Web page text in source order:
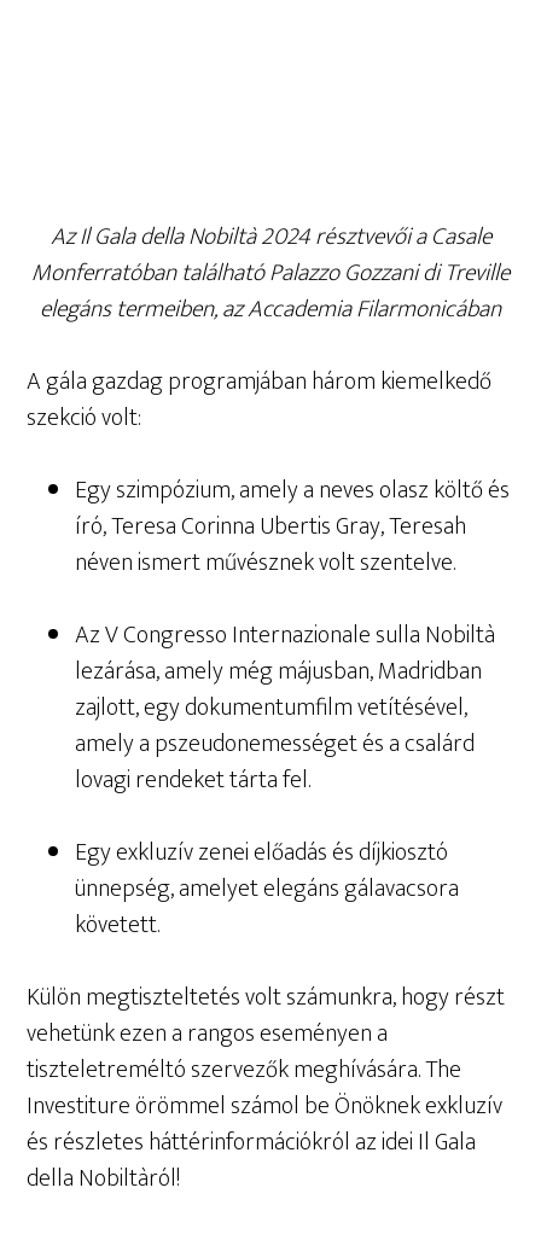
Az Il Gala della Nobiltà 2024 résztvevői a Casale
Monferratóban található Palazzo Gozzani di Treville
elegáns termeiben, az Accademia Filarmonicában
A gála gazdag programjában három kiemelkedő
szekció volt:
Egy szimpózium, amely a neves olasz költő és
író, Teresa Corinna Ubertis Gray, Teresah
néven ismert művésznek volt szentelve.
Az V Congresso Internazionale sulla Nobiltà
lezárása, amely még májusban, Madridban
zajlott, egy dokumentumfilm vetítésével,
amely a pszeudonemességet és a csalárd
lovagi rendeket tárta fel.
Egy exkluzív zenei előadás és díjkiosztó
ünnepség, amelyet elegáns gálavacsora
követett.
Külön megtiszteltetés volt számunkra, hogy részt
vehetünk ezen a rangos eseményen a
tiszteletreméltó szervezők meghívására. The
Investiture örömmel számol be Önöknek exkluzív
és részletes háttérinformációkról az idei Il Gala
della Nobiltàról!